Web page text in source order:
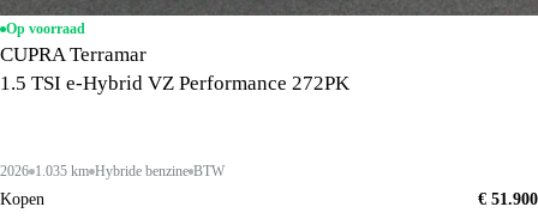
Op voorraad
CUPRA Terramar
1.5 TSI e-Hybrid VZ Performance 272PK
2026 1.035 km Hybride benzine BTW
Kopen
€ 51.900